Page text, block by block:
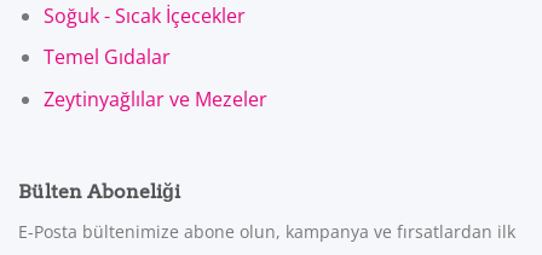
Soğuk - Sıcak İçecekler
Temel Gıdalar
Zeytinyağlılar ve Mezeler
Bülten Aboneliği
E-Posta bültenimize abone olun, kampanya ve fırsatlardan ilk